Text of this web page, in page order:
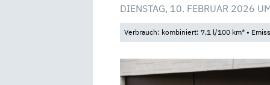
DIENSTAG, 10. FEBRUAR 2026
Verbrauch: kombiniert: 7,1 l/100 km* •